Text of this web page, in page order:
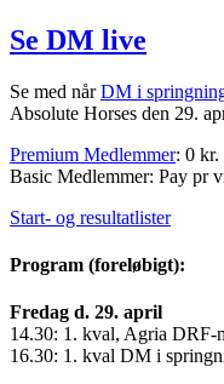
Se DM live
Se med nårDM i
Absolute Horses den 29.
Premium Medlemmer: 0 kr.
Basic Medlemmer: Pay pr
Start- og resultatlister
Program (foreløbigt):
Fredag d. 29. april
14.30: 1. kval, Agria DRF-
16.30: 1. kval DM i